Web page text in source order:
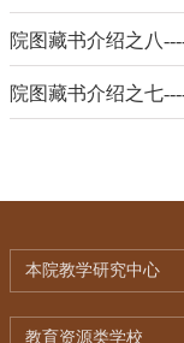
本院教学研究中心
教育资源类学校